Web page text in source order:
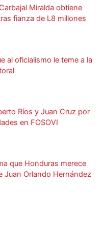
Miralda obtiene
fianza de L8 millones
al oficialismo le teme a la
Ríos y Juan Cruz por
en FOSOVI
que Honduras merece
Juan Orlando Hernández